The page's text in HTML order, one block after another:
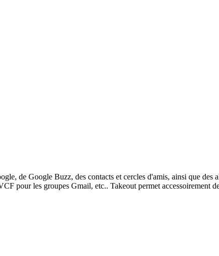
de Google Buzz, des contacts et cercles d'amis, ainsi que des
pour les groupes Gmail, etc.. Takeout permet accessoirement